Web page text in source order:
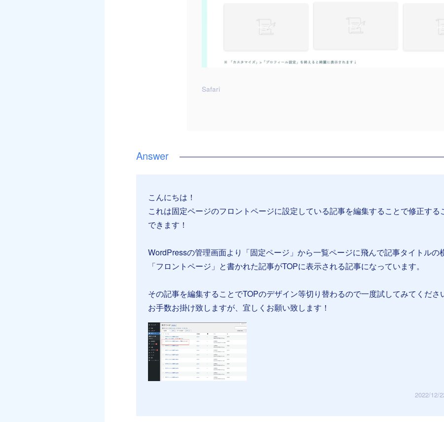
Safari
こんにちは！
これは固定ページのフロントページに設定している記事を編集することで修正する
できます！
WordPressの管理画面より「固定ページ」から一覧ページに飛んで記事タイトルの
「フロントページ」と書かれた記事がTOPに表示される記事になっています。
その記事を編集することでTOPのデザイン等切り替わるので一度試してみてくださ
お手数お掛け致しますが、宜しくお願い致します！
2022/12/